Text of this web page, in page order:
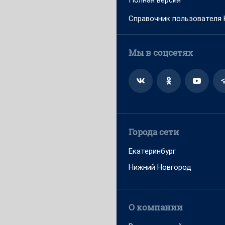
Справочник пользователя
Мы в соцсетях
Города сети
Екатеринбург
Нижний Новгород
О компании